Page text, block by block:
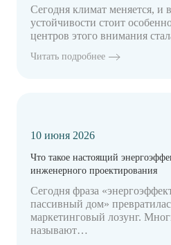
Сегодня климат меняется, и
устойчивости стоит
центров этого внимания
Читать подробнее
10 июня 2026
Что такое настоящий
инженерного проектирования
Сегодня фраза
пассивный дом»
маркетинговый лозунг.
называют…